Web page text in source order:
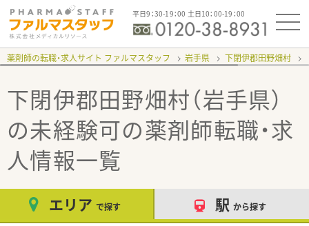
平日9：30-19：00 土日10：00-19：00
薬剤師の転職・求人サイト ファルマスタッフ 岩手県 下閉伊郡田野畑村
下閉伊郡田野畑村（岩手県）
の未経験可の薬剤師転職・求
人情報一覧
エリア で探す 駅 から探す